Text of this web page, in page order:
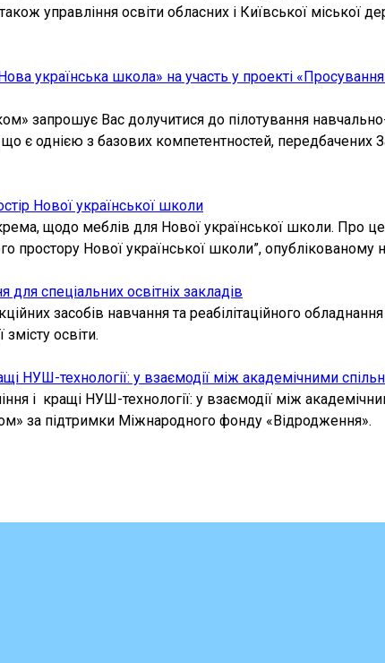
управління освіти обласних і Київської міської
українська школа» на участь у проекті
запрошує Вас долучитися до пілотування
є однією з базових компетентностей, передбачених
Нової української школи
щодо меблів для Нової української школи. Про
Нової української школи”, опублікованому на
спеціальних освітніх закладів
засобів навчання та реабілітаційного
освіти.
НУШ-технології: у взаємодії між академічними
і кращі НУШ-технології: у взаємодії між
за підтримки Міжнародного фонду «Відродження».